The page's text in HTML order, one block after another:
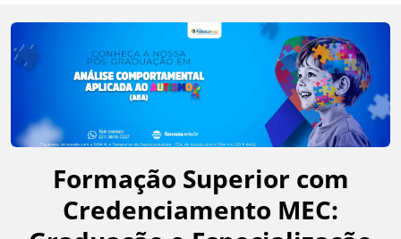
Formação Superior com
Credenciamento MEC: